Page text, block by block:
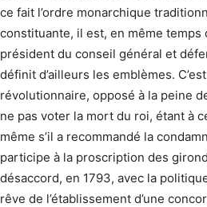
ce fait l’ordre monarchique
constituante, il est, en même temps
président du conseil général et
définit d’ailleurs les emblèmes.
révolutionnaire, opposé à la peine
ne pas voter la mort du roi, étant à
même s’il a recommandé la
participe à la proscription des
désaccord, en 1793, avec la
rêve de l’établissement d’une